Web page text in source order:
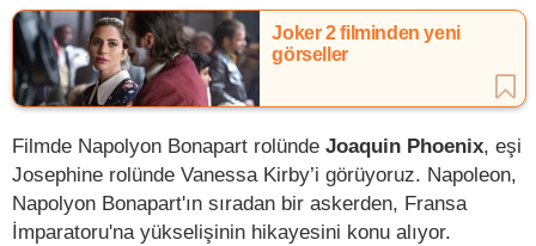
Joker 2 filminden yeni
görseller
Filmde Napolyon Bonapart rolünde Joaquin Phoenix, eşi
Josephine rolünde Vanessa Kirby’i görüyoruz. Napoleon,
Napolyon Bonapart'ın sıradan bir askerden, Fransa
İmparatoru'na yükselişinin hikayesini konu alıyor.